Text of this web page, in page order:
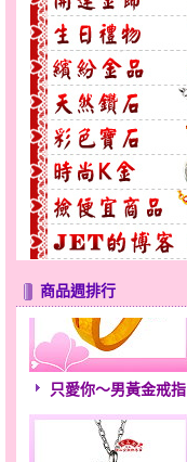
商品週排行
只愛你～男黃金戒指